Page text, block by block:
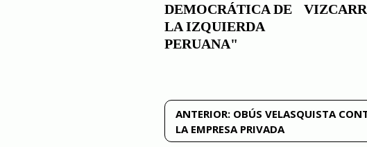
DEMOCRÁTICA DE
LA IZQUIERDA
PERUANA"
Navegación
de
ANTERIOR: OBÚS VELASQUISTA
LA EMPRESA PRIVADA